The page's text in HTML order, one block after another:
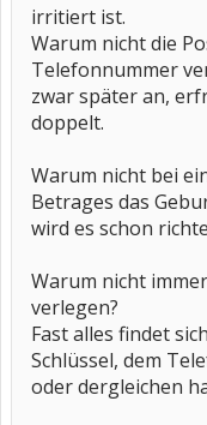
irritiert ist.
Warum nicht die
Telefonnummer
zwar später an,
doppelt.
Warum nicht bei
Betrages das
wird es schon
Warum nicht
verlegen?
Fast alles findet
Schlüssel, dem
oder dergleichen